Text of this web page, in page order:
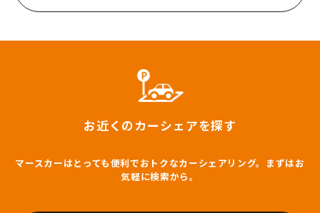
お近くのカーシェアを探す
マースカーはとっても便利でおトクなカーシェアリング。まずはお
気軽に検索から。